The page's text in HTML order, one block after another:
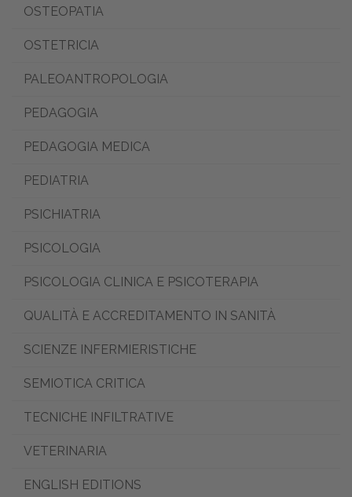
OSTEOPATIA
OSTETRICIA
PALEOANTROPOLOGIA
PEDAGOGIA
PEDAGOGIA MEDICA
PEDIATRIA
PSICHIATRIA
PSICOLOGIA
PSICOLOGIA CLINICA E PSICOTERAPIA
QUALITÀ E ACCREDITAMENTO IN SANITÀ
SCIENZE INFERMIERISTICHE
SEMIOTICA CRITICA
TECNICHE INFILTRATIVE
VETERINARIA
ENGLISH EDITIONS